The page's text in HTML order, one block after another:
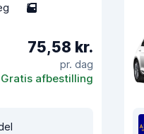
5
75,58 kr.
pr. dag
Gratis afbestilling